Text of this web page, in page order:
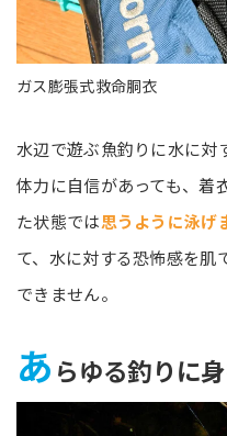
ガス膨張式救命胴衣
水辺で遊ぶ魚釣りに水に対
体力に自信があっても、着
た状態では思うように泳げ
て、水に対する恐怖感を肌
できません。
あ らゆる釣りに